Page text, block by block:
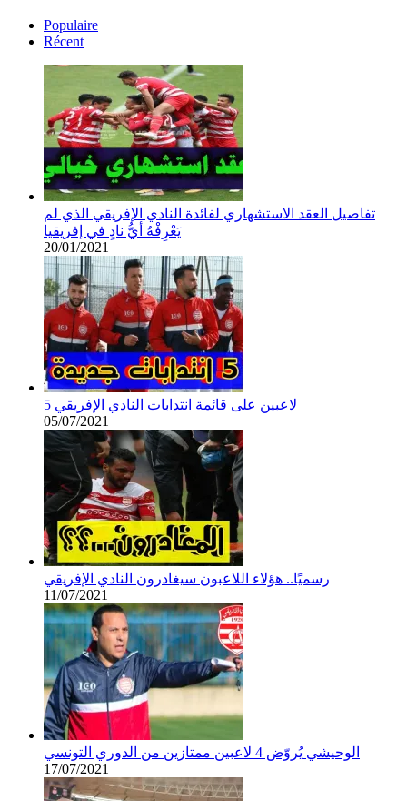
Populaire
Récent
تفاصيل العقد الاستشهاري لفائدة النادي الإفريقي الذي لم
يَعْرِفْهُ أيُّ نادٍ في إفريقيا
20/01/2021
5 لاعبين على قائمة انتدابات النادي الإفريقي
05/07/2021
رسميًا.. هؤلاء اللاعبون سيغادرون النادي الإفريقي
11/07/2021
الوحيشي يُروّض 4 لاعبين ممتازين من الدوري التونسي
17/07/2021